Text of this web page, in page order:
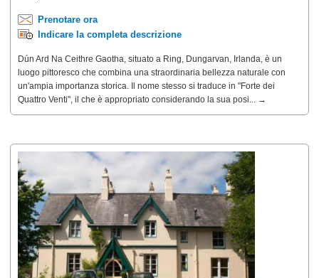
Prenotare ora
Indicare la completa descrizione
Dún Ard Na Ceithre Gaotha, situato a Ring, Dungarvan, Irlanda, è un
luogo pittoresco che combina una straordinaria bellezza naturale con
un'ampia importanza storica. Il nome stesso si traduce in "Forte dei
Quattro Venti", il che è appropriato considerando la sua posi... →